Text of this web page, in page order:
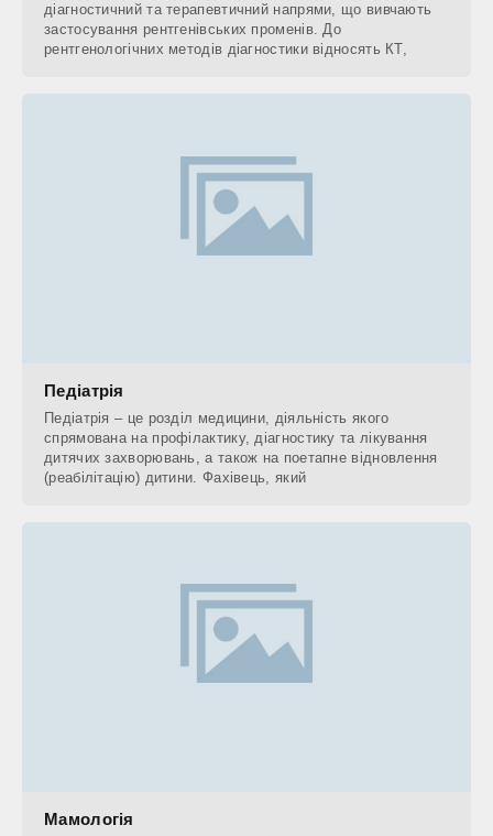
діагностичний та терапевтичний напрями, що вивчають
застосування рентгенівських променів. До
рентгенологічних методів діагностики відносять КТ,
Педіатрія
Педіатрія – це розділ медицини, діяльність якого
спрямована на профілактику, діагностику та лікування
дитячих захворювань, а також на поетапне відновлення
(реабілітацію) дитини. Фахівець, який
Мамологія